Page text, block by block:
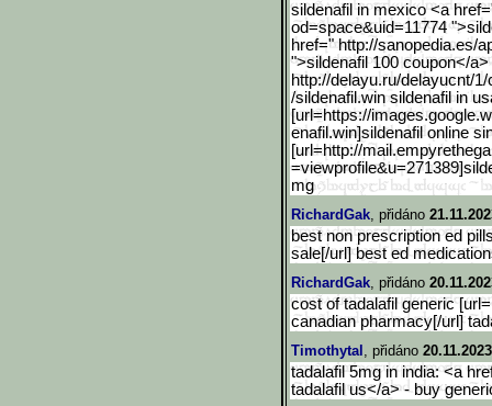
sildenafil in mexico <a
od=space&uid=11774
href=" http://sanopedia.es/
">sildenafil 100 coupon</a>
http://delayu.ru/delayucnt/1/
/sildenafil.win sildenafil in
[url=https://images.googl
enafil.win]sildenafil online
[url=http://
mg
RichardGak, přidáno
best non prescription ed
sale[/url] best ed
RichardGak, přidáno
cost of tadalafil generic
canadian pharmacy[/url]
Timothytal , přidáno
tadalafil 5mg in india: <a
tadalafil us</a> - buy